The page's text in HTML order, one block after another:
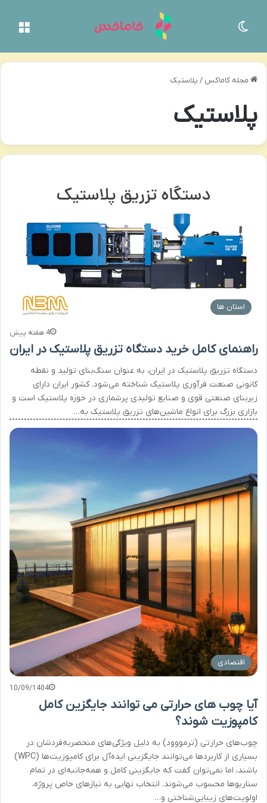
مجله کاماکس / پلاستیک
پلاستیک
استان ها
4 هفته پیش
راهنمای کامل خرید دستگاه تزریق پلاستیک در ایران
دستگاه تزریق پلاستیک در ایران، به عنوان سنگ‌بنای تولید و نقطه
کانونی صنعت فرآوری پلاستیک شناخته می‌شود. کشور ایران دارای
زیربنای صنعتی قوی و صنایع تولیدی پرشماری در حوزه پلاستیک است و
بازاری بزرگ برای انواع ماشین‌های تزریق پلاستیک به…
اقتصادی
10/09/1404
آیا چوب های حرارتی می توانند جایگزین کامل
کامپوزیت شوند؟
چوب‌های حرارتی (ترمووود) به دلیل ویژگی‌های منحصربه‌فردشان در
بسیاری از کاربردها می‌توانند جایگزینی ایده‌آل برای کامپوزیت‌ها (WPC)
باشند، اما نمی‌توان گفت که جایگزینی کامل و همه‌جانبه‌ای در تمام
سناریوها محسوب می‌شوند. انتخاب نهایی به نیازهای خاص پروژه،
اولویت‌های زیبایی‌شناختی و…